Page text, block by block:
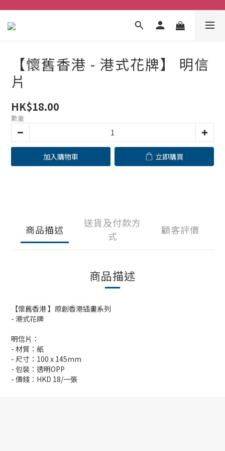
【懷舊香港 - 港式花牌】 明信
片
HK$18.00
數量
加入購物車 立即購買
商品描述
送貨及付款方
式
顧客評價
商品描述
【懷舊香港 】原創香港插畫系列
- 港式花牌
明信片：
- 材質：紙
- 尺寸：100 x 145mm
- 包裝：透明OPP
- 價錢：HKD 18/一張